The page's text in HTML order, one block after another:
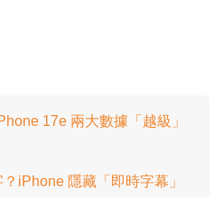
17e 兩大數據「越級」
iPhone 隱藏「即時字幕」